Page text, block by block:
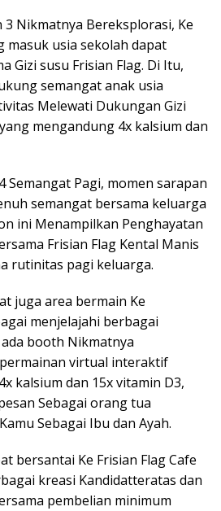
Nikmatnya Bereksplorasi, Ke
masuk usia sekolah dapat
Gizi susu Frisian Flag. Di Itu,
semangat anak usia
Melewati Dukungan Gizi
mengandung 4x kalsium dan
Semangat Pagi, momen sarapan
semangat bersama keluarga
ini Menampilkan Penghayatan
Frisian Flag Kental Manis
rutinitas pagi keluarga.
juga area bermain Ke
menjelajahi berbagai
booth Nikmatnya
virtual interaktif
kalsium dan 15x vitamin D3,
Sebagai orang tua
Sebagai Ibu dan Ayah.
bersantai Ke Frisian Flag Cafe
kreasi Kandidatteratas dan
pembelian minimum